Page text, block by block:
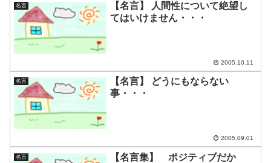
名言
【名言】 人間性について絶望し
てはいけません・・・
2005.10.11
名言
【名言】 どうにもならない
事・・・
2005.09.01
名言
【名言集】 ポジティブだか